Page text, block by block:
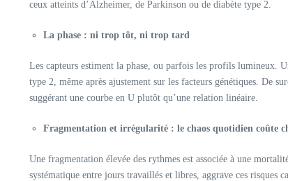
ceux atteints d’Alzheimer, de Parkinson ou de diabète type 2.
La phase : ni trop tôt, ni trop tard
Les capteurs estiment la phase, ou parfois les profils lumineux.
type 2, même après ajustement sur les facteurs génétiques. De
suggérant une courbe en U plutôt qu’une relation linéaire.​
Fragmentation et irrégularité : le chaos quotidien coûte
Une fragmentation élevée des rythmes est associée à une
systématique entre jours travaillés et libres, aggrave ces risques